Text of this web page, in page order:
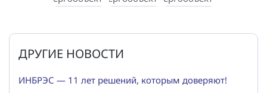
ДРУГИЕ НОВОСТИ
ИНБРЭС — 11 лет решений, которым доверяют!